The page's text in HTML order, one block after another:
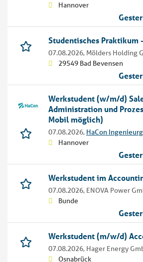
Hannover
Studentisches Praktikum
07.08.2026, Mölders Holding
29549 Bad Bevensen
Werkstudent (w/m/d)
Administration und
Mobil möglich)
07.08.2026, HaCon
Hannover
Werkstudent im
07.08.2026, ENOVA Power
Bunde
Werkstudent (m/w/d)
07.08.2026, Hager Energy
Osnabrück